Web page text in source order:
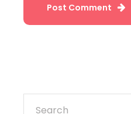
Post Comment